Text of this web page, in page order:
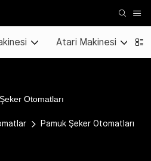
Atari Makinesi
Otomatları
Pamuk Şeker Otomatları